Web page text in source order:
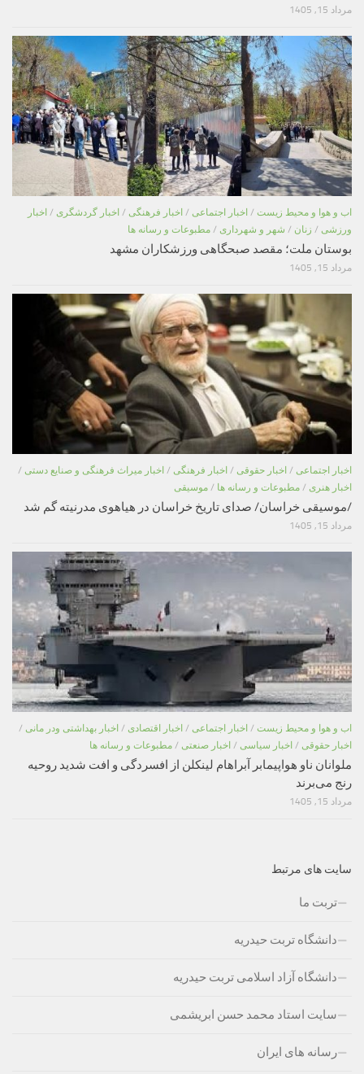
مرداد 15, 1405
اب و هوا و محیط زیست / اخبار اجتماعی / اخبار فرهنگی / اخبار گردشگری / اخبار
ورزشی / زنان / شهر و شهرداری / مطبوعات و رسانه ها
بوستان ملت؛ مقصد صبحگاهی ورزشکاران مشهد
مرداد 15, 1405
اخبار اجتماعی / اخبار حقوقی / اخبار فرهنگی / اخبار میراث فرهنگی و صنایع دستی /
اخبار هنری / مطبوعات و رسانه ها / موسیقی
/موسیقی خراسان/ صدای تاریخ خراسان در هیاهوی مدرنیته گم شد
مرداد 15, 1405
اب و هوا و محیط زیست / اخبار اجتماعی / اخبار اقتصادی / اخبار بهداشتی ودر مانی /
اخبار حقوقی / اخبار سیاسی / اخبار صنعتی / مطبوعات و رسانه ها
ملوانان ناو هواپیمابر آبراهام لینکلن از افسردگی و افت شدید روحیه
رنج می‌برند
مرداد 15, 1405
سایت های مرتبط
تربت ما
دانشگاه تربت حیدریه
دانشگاه آزاد اسلامی تربت حیدریه
سایت استاد محمد حسن ابریشمی
رسانه های ایران